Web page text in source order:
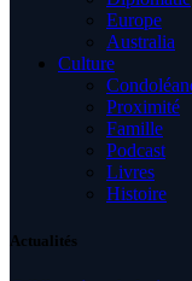
Europe
Australia
Culture
Proximité
Famille
Podcast
Livres
Histoire
Actualités